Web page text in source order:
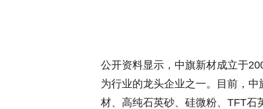
公开资料显示，中旗新材成立于
为行业的龙头企业之一。目前，
材、高纯石英砂、硅微粉、TFT石